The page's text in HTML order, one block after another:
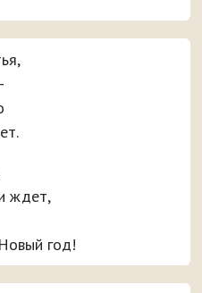
год наши авторы
смс с
отправить на
ждет,
год!